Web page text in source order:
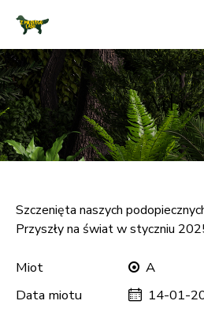
Atlas
Szczenięta naszych
Przyszły na świat w styczniu
Miot
A
Data miotu
14-01-